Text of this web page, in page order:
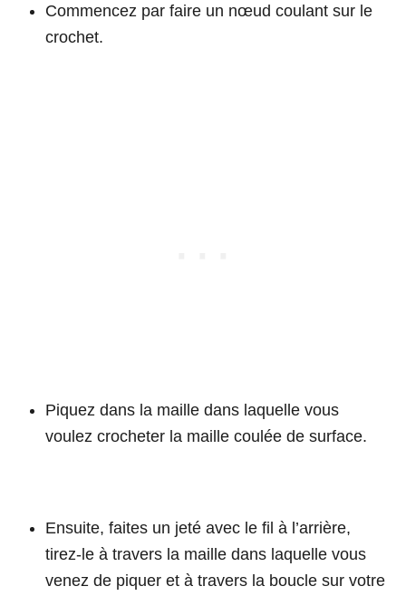
Commencez par faire un nœud coulant sur le
crochet.
Piquez dans la maille dans laquelle vous
voulez crocheter la maille coulée de surface.
Ensuite, faites un jeté avec le fil à l’arrière,
tirez-le à travers la maille dans laquelle vous
venez de piquer et à travers la boucle sur votre